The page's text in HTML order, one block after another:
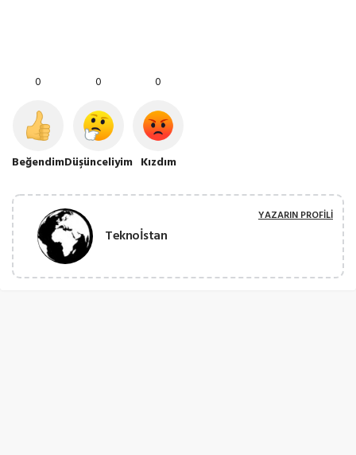
0
Beğendim
0
Düşünceliyim
0
Kızdım
Teknoİstan
YAZARIN PROFILI